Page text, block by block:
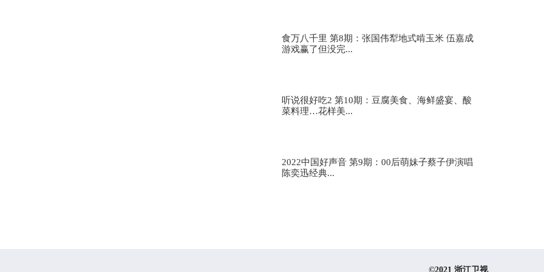
食万八千里 第8期：张国伟犁地式啃玉米 伍嘉成
游戏赢了但没完...
听说很好吃2 第10期：豆腐美食、海鲜盛宴、酸
菜料理…花样美...
2022中国好声音 第9期：00后萌妹子蔡子伊演唱
陈奕迅经典...
©2021 浙江卫视